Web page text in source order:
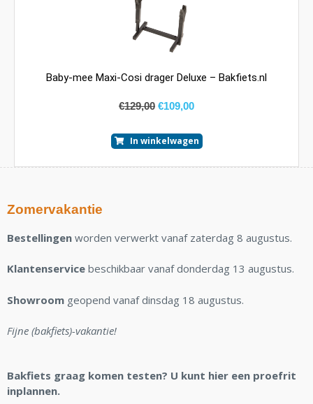
Baby-mee Maxi-Cosi drager Deluxe – Bakfiets.nl
€129,00 €109,00
In winkelwagen
Zomervakantie
Bestellingen worden verwerkt vanaf zaterdag 8 augustus.
Klantenservice beschikbaar vanaf donderdag 13 augustus.
Showroom geopend vanaf dinsdag 18 augustus.
Fijne (bakfiets)-vakantie!
Bakfiets graag komen testen? U kunt hier een proefrit
inplannen.